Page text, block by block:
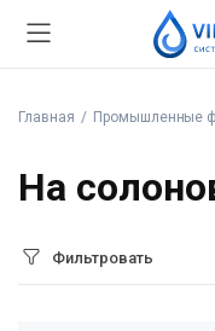
Главная Промышленные
На
Фильтровать